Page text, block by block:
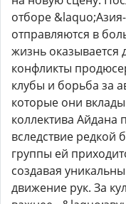
отборе
отправляются в
жизнь оказывается
конфликты
клубы и борьба за
которые они
коллектива Айдана
вследствие редкой
группы ей
создавая
движение рук. За